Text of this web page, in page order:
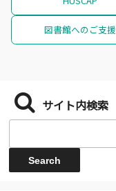
図書館へのご支援
サイト内検索